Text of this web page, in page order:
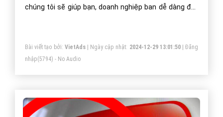
chúng tôi sẽ giúp bạn, doanh nghiệp ban dễ dàng đạt
Bài viết tạo bởi: VietAds| Ngày cập nhật: 2024-12-29 13:01:50|Đăng
nhập(5794) - No Audio